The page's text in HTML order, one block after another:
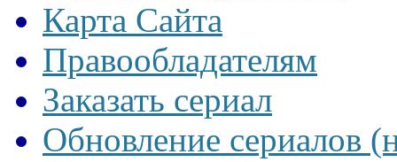
Карта Сайта
Правообладателям
Заказать сериал
Обновление сериалов